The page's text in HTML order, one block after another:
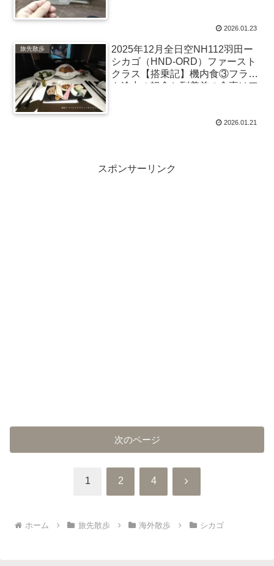
2026.01.23
旅先散歩
2025年12月全日空NH112羽田ー
シカゴ（HND-ORD）ファースト
クラス【搭乗記】機内食③フライ
ト途中の軽食と到着前の食事はア
2026.01.21
スポンサーリンク
次のページ
1 2 4 次
ホーム 旅先散歩 海外散歩 シカゴ